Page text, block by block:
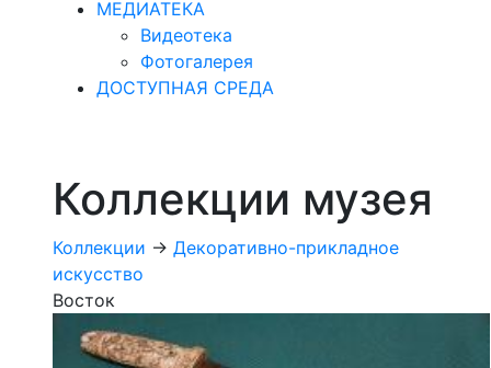
МЕДИАТЕКА
Видеотека
Фотогалерея
ДОСТУПНАЯ СРЕДА
Коллекции музея
Коллекции -> Декоративно-прикладное
искусство
Восток